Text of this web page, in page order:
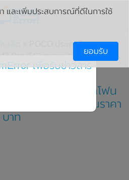
» POCO ประเทศไทย ประกาศ
Pro (5G) อย่างเป็นทางการ ใน
ท
ระกาศเปิดตัวสมาร์ทโฟน
อย่างเป็นทางการ ในราคา
บาท
และเพิ่มประสบการณ์ที่ดีในการใช้
ยอมรับ
เพื่อรับข่าวสาร